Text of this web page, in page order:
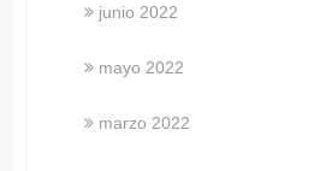
junio 2022
mayo 2022
marzo 2022